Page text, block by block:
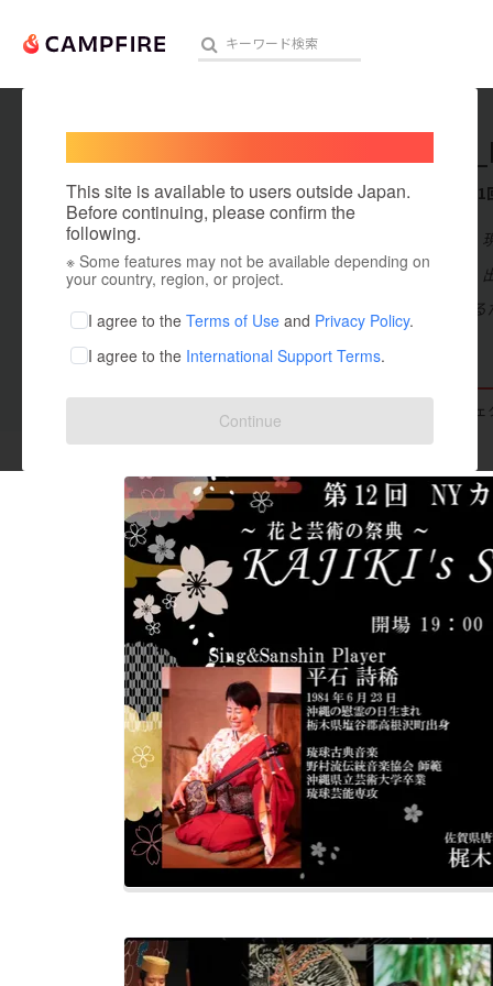
人気のプロジェクト 注目の
アート・写真
テクノロジー・ガジェット
映像・映画
ビジネス・起業
まちづくり・地域活性化
This site is available to users outside Japan.
Before continuing, please confirm the
following.
※ Some features may not be available depending on
your country, region, or project.
I agree to the Terms of Use and Privacy Policy.
I agree to the International Support Terms.
Continue
これまでに1
出身国：日本
伝統文化を守
プロジ